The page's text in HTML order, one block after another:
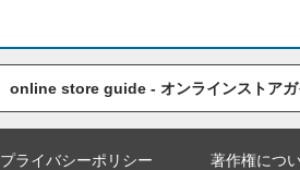
online store guide - オンラインストアガ
プライバシーポリシー 著作権につ